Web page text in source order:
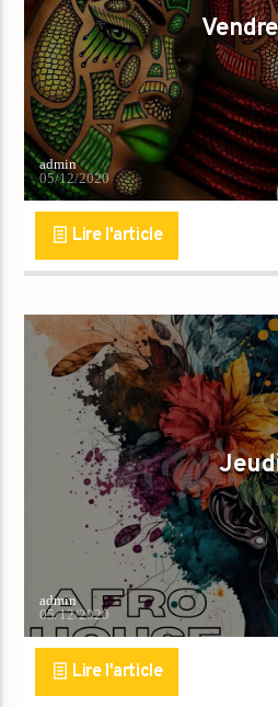
admin
05/12/2020
Lire l'article
admin
05/12/2020
Lire l'article